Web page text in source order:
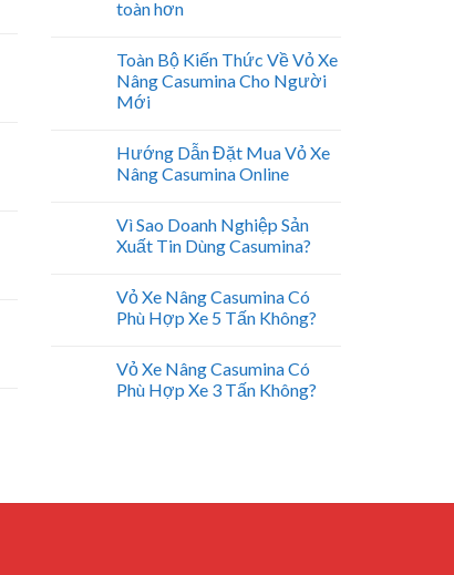
toàn hơn
Toàn Bộ Kiến Thức Về Vỏ Xe
Nâng Casumina Cho Người
Mới
Hướng Dẫn Đặt Mua Vỏ Xe
Nâng Casumina Online
Vì Sao Doanh Nghiệp Sản
Xuất Tin Dùng Casumina?
Vỏ Xe Nâng Casumina Có
Phù Hợp Xe 5 Tấn Không?
Vỏ Xe Nâng Casumina Có
Phù Hợp Xe 3 Tấn Không?